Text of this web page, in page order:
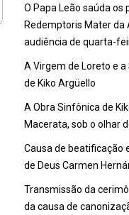
O Papa Leão saúda os
Redemptoris Mater da
audiência de quarta-
A Virgem de Loreto e
de Kiko Argüello
A Obra Sinfônica de
Macerata, sob o olhar
Causa de beatificação
de Deus Carmen
Transmissão da
da causa de